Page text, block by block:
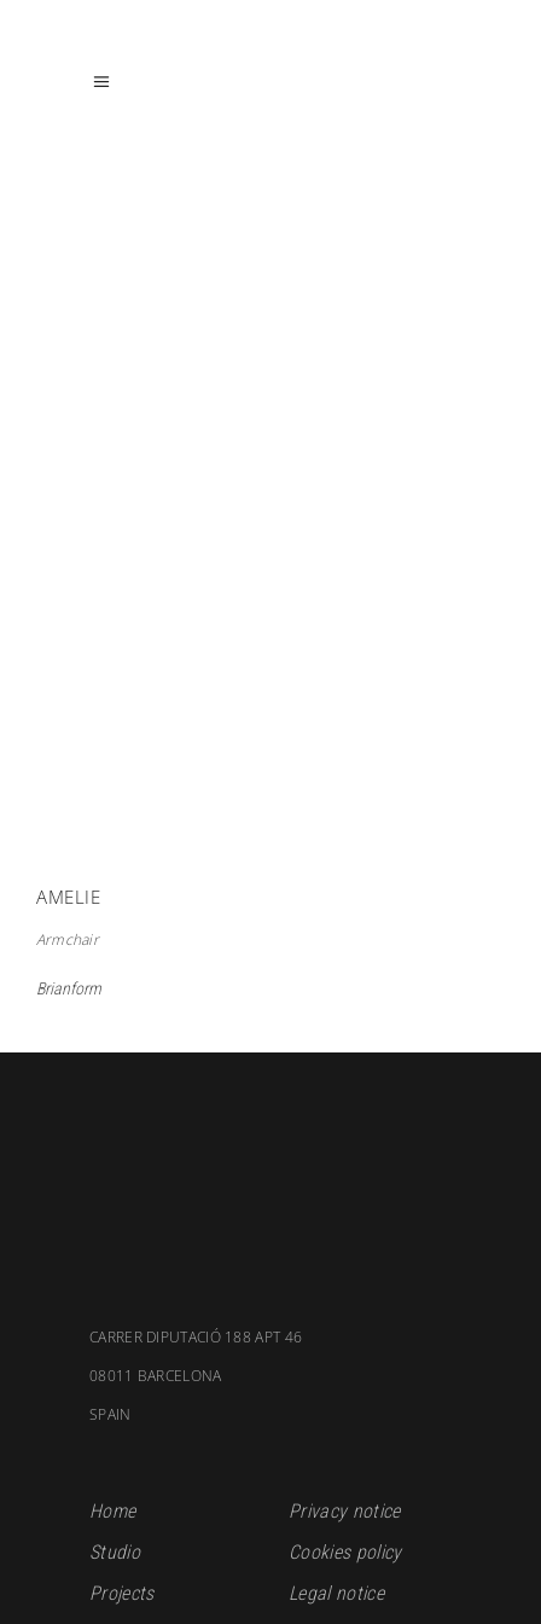
AMELIE
Armchair
Brianform
CARRER DIPUTACIÓ 188 APT 46
08011 BARCELONA
SPAIN
Home
Studio
Projects
Privacy notice
Cookies policy
Legal notice